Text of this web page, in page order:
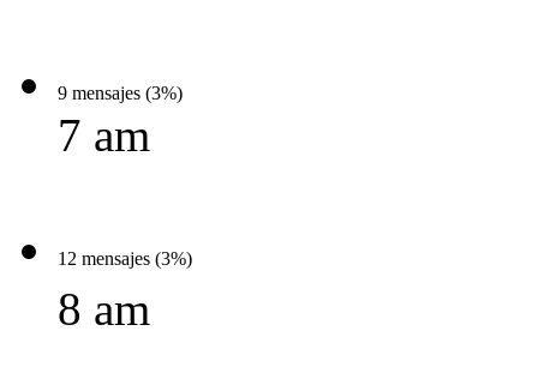
9 mensajes (3%)
7 am
12 mensajes (3%)
8 am